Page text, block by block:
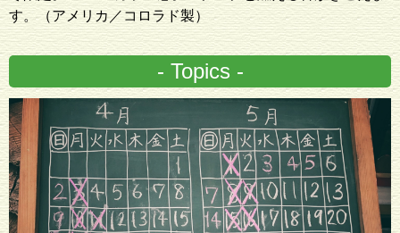
す。（アメリカ／コロラド製）
- Topics -